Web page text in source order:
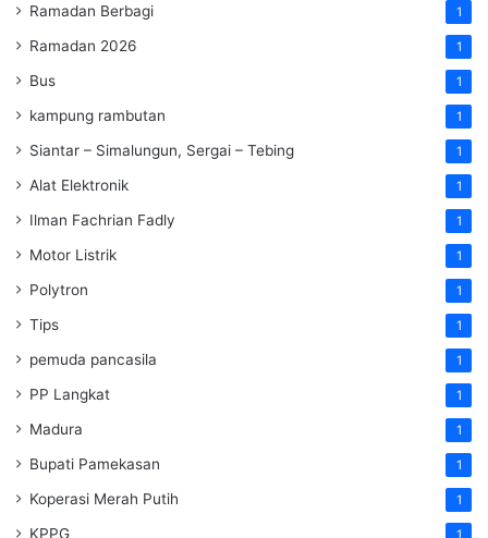
Ramadan Berbagi 1
Ramadan 2026 1
Bus 1
kampung rambutan 1
Siantar – Simalungun, Sergai – Tebing 1
Alat Elektronik 1
Ilman Fachrian Fadly 1
Motor Listrik 1
Polytron 1
Tips 1
pemuda pancasila 1
PP Langkat 1
Madura 1
Bupati Pamekasan 1
Koperasi Merah Putih 1
KPPG 1